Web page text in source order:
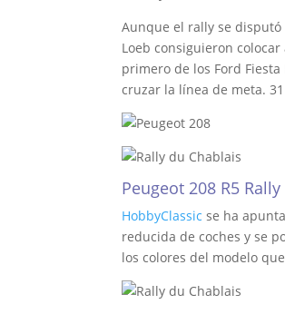
Aunque el rally se
Loeb consiguieron
primero de los Ford
cruzar la línea de meta.
Peugeot 208 R5
HobbyClassic se ha
reducida de coches y se
los colores del modelo